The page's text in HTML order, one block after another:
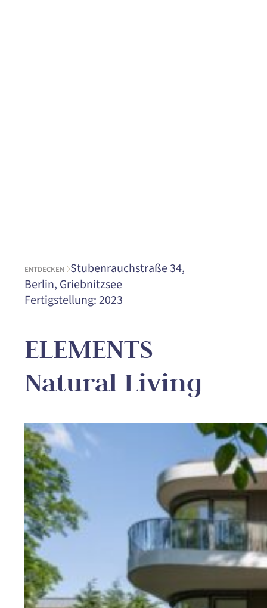
ENTDECKEN
Stubenrauchstraße 34,
Berlin, Griebnitzsee
Fertigstellung: 2023
ELEMENTS
Natural Living